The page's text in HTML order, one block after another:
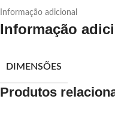
Informação adicional
Informação
DIMENSÕES
Produtos